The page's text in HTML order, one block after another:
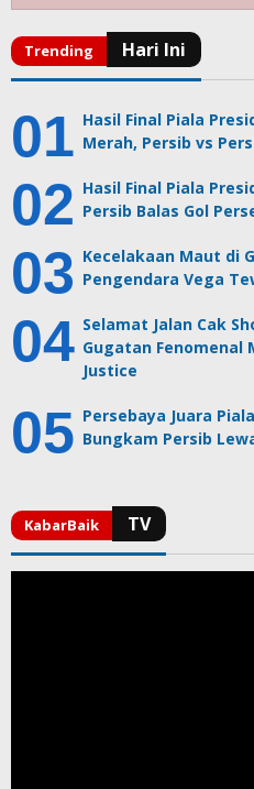
Hasil Final Piala
Merah, Persib vs
Hasil Final Piala
Persib Balas Gol
Kecelakaan Maut di
Pengendara Vega
Selamat Jalan Cak
Gugatan Fenomenal
Justice
Persebaya Juara
Bungkam Persib